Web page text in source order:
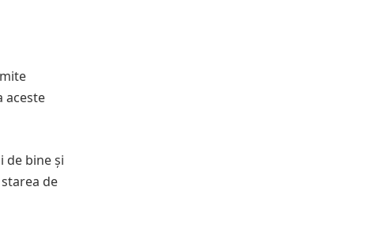
aceste
de bine și
de